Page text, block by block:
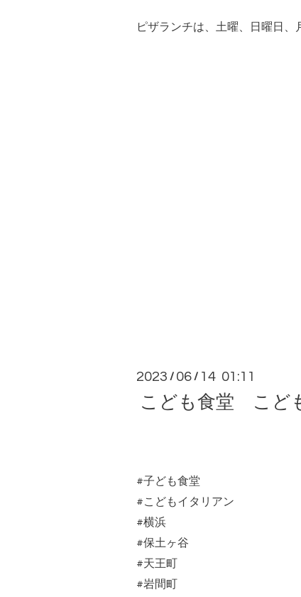
ピザランチは、土曜、日曜日、
2023 / 06 / 14 01:11
こども食堂 こど
#子ども食堂
#こどもイタリアン
#横浜
#保土ヶ谷
#天王町
#岩間町